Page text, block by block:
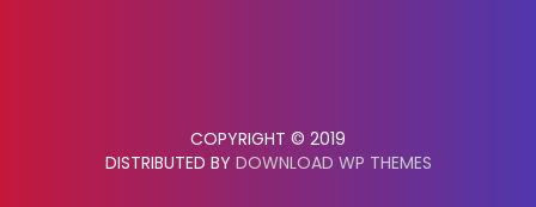
COPYRIGHT © 2019
DISTRIBUTED BY DOWNLOAD WP THEMES